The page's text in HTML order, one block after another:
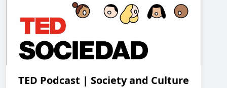
TED Podcast | Society and Culture